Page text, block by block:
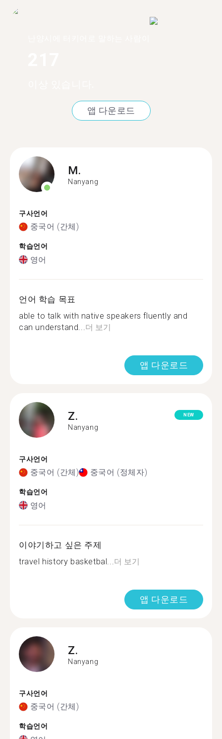
앱 다운로드
M.
Nanyang
구사언어
중국어 (간체)
학습언어
영어
언어 학습 목표
able to talk with native speakers fluently and
can understand... 더 보기
앱 다운로드
Z.
Nanyang
NEW
구사언어
중국어 (간체) 중국어 (정체자)
학습언어
영어
이야기하고 싶은 주제
travel history basketbal... 더 보기
앱 다운로드
Z.
Nanyang
구사언어
중국어 (간체)
학습언어